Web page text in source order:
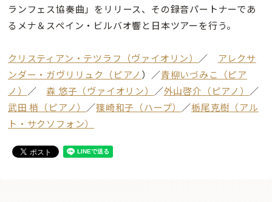
ランフェス協奏曲」をリリース、その録音パートナーであ
るメナ＆スペイン・ビルバオ響と日本ツアーを行う。
クリスティアン・テツラフ（ヴァイオリン） ／
アレクサ
ンダー・ガヴリリュク（ピアノ ）／青柳いづみこ（ピア
ノ） ／ 森 悠子（ヴァイオリン） ／外山啓介（ピアノ） ／
武田 梢（ピアノ） ／篠崎和子（ハープ） ／栃尾克樹（アル
ト・サクソフォン）